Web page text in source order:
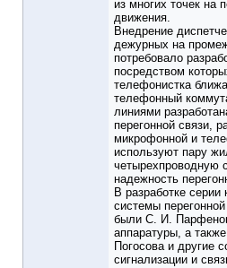
из многих точек на
движения.
Внедрение
дежурных на
потребовало
посредством
телефонистка
телефонный
линиями
перегонной связи,
микрофонной и
используют пару
четырехпроводную
надежность
В разработке серии
системы
были С. И.
аппаратуры, а
Погосова и другие
сигнализации и